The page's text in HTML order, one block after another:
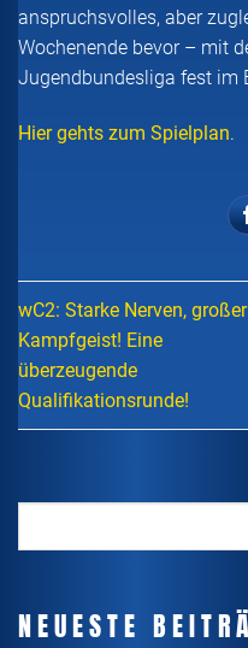
anspruchsvolles, aber
Wochenende bevor – mit
Jugendbundesliga fest im
Hier gehts zum Spielplan.
wC2: Starke Nerven, großer
Kampfgeist! Eine
überzeugende
Qualifikationsrunde!
NEUESTE